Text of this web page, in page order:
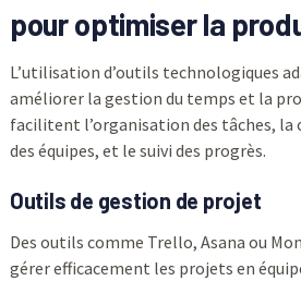
pour optimiser la
L’utilisation d’outils technologiques
améliorer la gestion du temps et la
facilitent l’organisation des tâches, la
des équipes, et le suivi des progrès.
Outils de gestion de projet
Des outils comme Trello, Asana ou
gérer efficacement les projets en